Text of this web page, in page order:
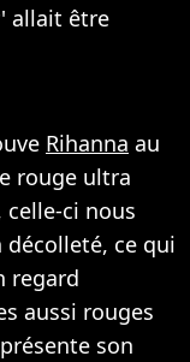
allait être
Rihanna au
rouge ultra
celle-ci nous
ce qui
regard
aussi rouges
son